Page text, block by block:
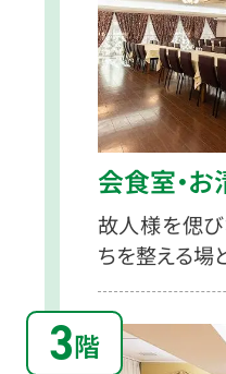
会食室・
故人様を偲
ちを整える場
3階